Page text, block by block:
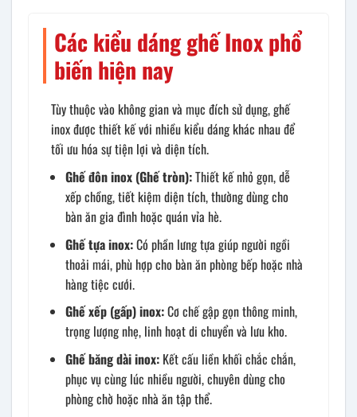
Các kiểu dáng ghế Inox phổ
biến hiện nay
Tùy thuộc vào không gian và mục đích sử dụng, ghế
inox được thiết kế với nhiều kiểu dáng khác nhau để
tối ưu hóa sự tiện lợi và diện tích.
Ghế đôn inox (Ghế tròn):Thiết kế nhỏ gọn, dễ
xếp chồng, tiết kiệm diện tích, thường dùng cho
bàn ăn gia đình hoặc quán vỉa hè.
Ghế tựa inox:Có phần lưng tựa giúp người ngồi
thoải mái, phù hợp cho bàn ăn phòng bếp hoặc nhà
hàng tiệc cưới.
Ghế xếp (gấp) inox:Cơ chế gập gọn thông minh,
trọng lượng nhẹ, linh hoạt di chuyển và lưu kho.
Ghế băng dài inox: Kết cấu liền khối chắc chắn,
phục vụ cùng lúc nhiều người, chuyên dùng cho
phòng chờ hoặc nhà ăn tập thể.